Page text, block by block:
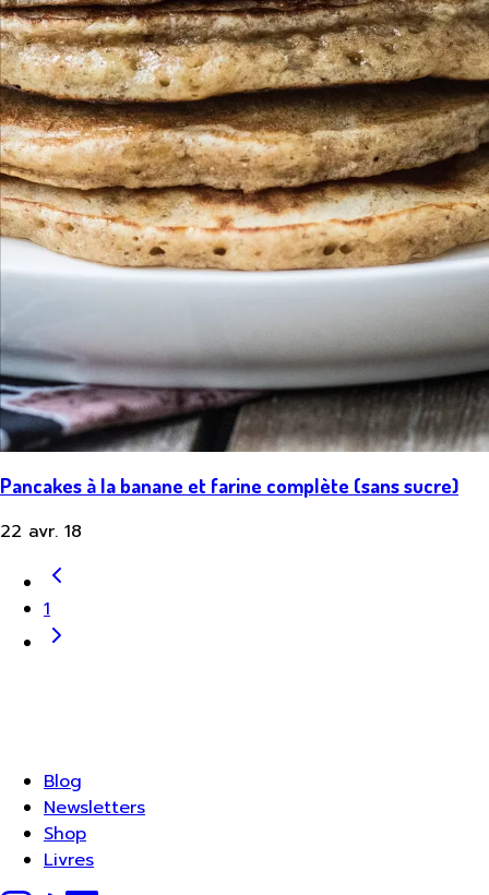
Pancakes à la banane et farine complète (sans sucre)
22 avr. 18
1
Blog
Newsletters
Shop
Livres